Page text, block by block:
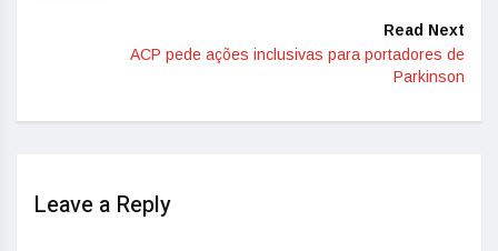
Read Next
ACP pede ações inclusivas para portadores de
Parkinson
Leave a Reply